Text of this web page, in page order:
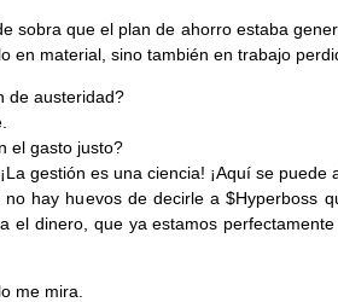
sobra que el plan de ahorro estaba
en material, sino también en trabajo
de austeridad?
el gasto justo?
gestión es una ciencia! ¡Aquí se puede
hay huevos de decirle a $Hyperboss
el dinero, que ya estamos perfectamente
me mira.